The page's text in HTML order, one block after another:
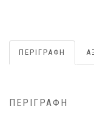
ΠΕΡΙΓΡΑΦΉ
ΠΕΡΙΓΡΑΦΉ